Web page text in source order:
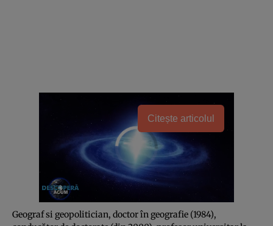
Citește articolul
Geograf si geopolitician, doctor în geografie (1984),